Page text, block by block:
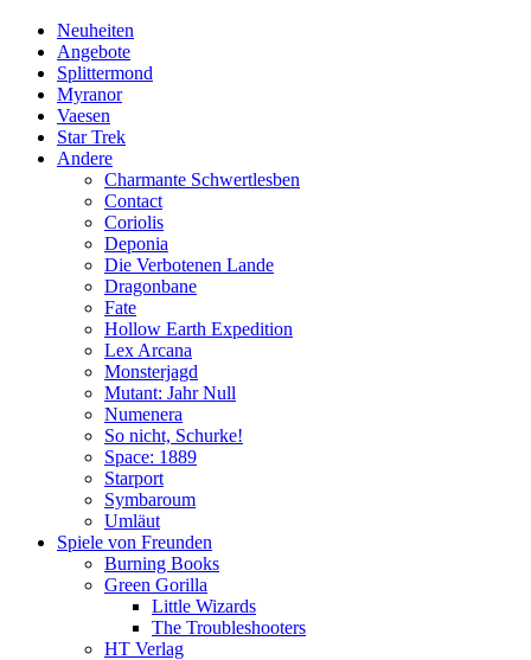
Neuheiten
Angebote
Splittermond
Myranor
Vaesen
Star Trek
Andere
Charmante Schwertlesben
Contact
Coriolis
Deponia
Die Verbotenen Lande
Dragonbane
Fate
Hollow Earth Expedition
Lex Arcana
Monsterjagd
Mutant: Jahr Null
Numenera
So nicht, Schurke!
Space: 1889
Starport
Symbaroum
Umläut
Spiele von Freunden
Burning Books
Green Gorilla
Little Wizards
The Troubleshooters
HT Verlag